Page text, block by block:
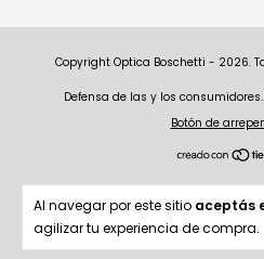
Al navegar por este sitio aceptás
agilizar tu experiencia de compra.
Copyright Optica Boschetti - 2026.
Defensa de las y los
Botón de